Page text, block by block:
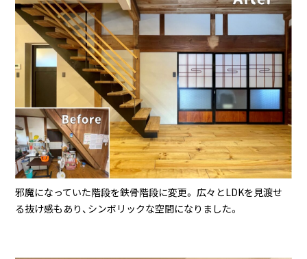
邪魔になっていた階段を鉄骨階段に変更。 広々とLDKを見渡せ
る抜け感もあり、シンボリックな空間になりました。